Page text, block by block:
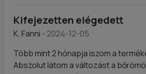
Kifejezetten elégedett
K. Fanni - 2024-12-05
Több mint 2 hónapja iszom a
Abszolut látom a változást a